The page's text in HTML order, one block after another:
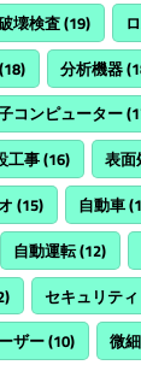
壊検査(19)
(18) 分析機器
コンピューター
工事(16) 表面
(15) 自動車
自動運転(12)
セキュリティ
ザー(10) 微